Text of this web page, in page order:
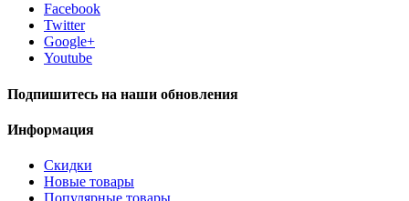
Facebook
Twitter
Google+
Youtube
Подпишитесь на наши обновления
Информация
Скидки
Новые товары